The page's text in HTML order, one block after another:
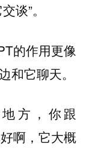
谈”。
的作用更像
和它聊天。
方，你跟
啊，它大概